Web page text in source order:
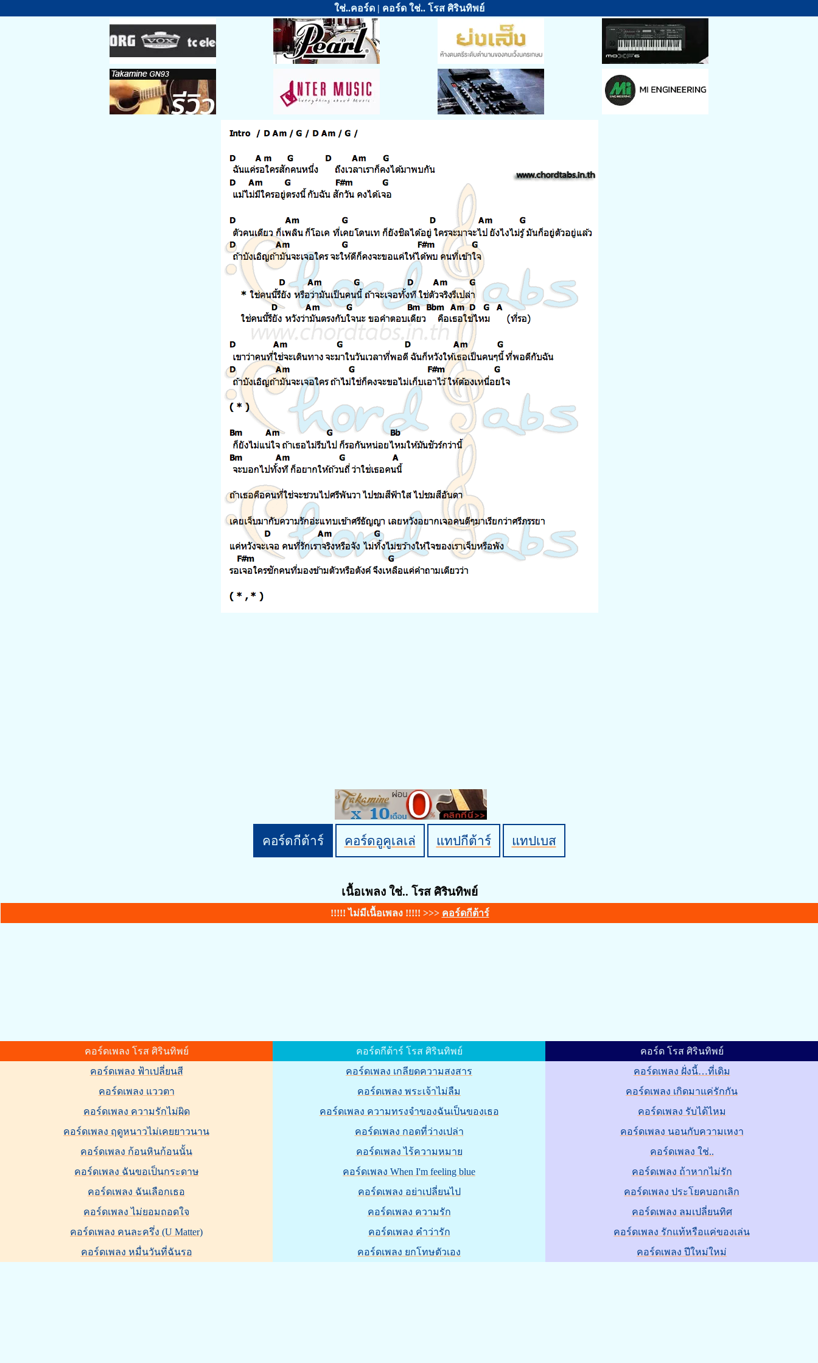
ใช่..คอร์ด | คอร์ด ใช่.. โรส ศิรินทิพย์
คอร์ดกีต้าร์ คอร์ดอูคูเลเล่ แทปกีต้าร์ แทปเบส
เนื้อเพลง ใช่.. โรส ศิรินทิพย์
!!!!! ไม่มีเนื้อเพลง !!!!! >>> คอร์ดกีต้าร์
คอร์ดเพลง โรส ศิรินทิพย์
คอร์ดเพลง ฟ้าเปลี่ยนสี
คอร์ดเพลง แววตา
คอร์ดเพลง ความรักไม่ผิด
คอร์ดเพลง ฤดูหนาวไม่เคยยาวนาน
คอร์ดเพลง ก้อนหินก้อนนั้น
คอร์ดเพลง ฉันขอเป็นกระดาษ
คอร์ดเพลง ฉันเลือกเธอ
คอร์ดเพลง ไม่ยอมถอดใจ
คอร์ดเพลง คนละครึ่ง (U Matter)
คอร์ดเพลง หมื่นวันที่ฉันรอ
คอร์ดกีต้าร์ โรส ศิรินทิพย์
คอร์ดเพลง เกลียดความสงสาร
คอร์ดเพลง พระเจ้าไม่ลืม
คอร์ดเพลง ความทรงจำของฉันเป็นของเธอ
คอร์ดเพลง กอดที่ว่างเปล่า
คอร์ดเพลง ไร้ความหมาย
คอร์ดเพลง When I'm feeling blue
คอร์ดเพลง อย่าเปลี่ยนไป
คอร์ดเพลง ความรัก
คอร์ดเพลง คำว่ารัก
คอร์ดเพลง ยกโทษตัวเอง
คอร์ด โรส ศิรินทิพย์
คอร์ดเพลง ฝั่งนี้…ที่เดิม
คอร์ดเพลง เกิดมาแค่รักกัน
คอร์ดเพลง รับได้ไหม
คอร์ดเพลง นอนกับความเหงา
คอร์ดเพลง ใช่..
คอร์ดเพลง ถ้าหากไม่รัก
คอร์ดเพลง ประโยคบอกเลิก
คอร์ดเพลง ลมเปลี่ยนทิศ
คอร์ดเพลง รักแท้หรือแค่ของเล่น
คอร์ดเพลง ปีใหม่ใหม่